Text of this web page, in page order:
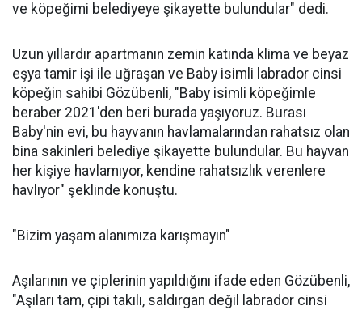
ve köpeğimi belediyeye şikayette bulundular" dedi.
Uzun yıllardır apartmanın zemin katında klima ve beyaz
eşya tamir işi ile uğraşan ve Baby isimli labrador cinsi
köpeğin sahibi Gözübenli, "Baby isimli köpeğimle
beraber 2021'den beri burada yaşıyoruz. Burası
Baby'nin evi, bu hayvanın havlamalarından rahatsız olan
bina sakinleri belediye şikayette bulundular. Bu hayvan
her kişiye havlamıyor, kendine rahatsızlık verenlere
havlıyor" şeklinde konuştu.
"Bizim yaşam alanımıza karışmayın"
Aşılarının ve çiplerinin yapıldığını ifade eden Gözübenli,
"Aşıları tam, çipi takılı, saldırgan değil labrador cinsi